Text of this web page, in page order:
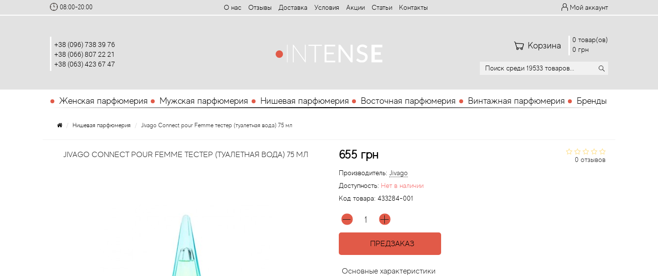
08:00-20:00 О нас Отзывы Доставка Условия Aкции Статьи Контакты Мой аккаунт
+38 (096) 738 39 76
+38 (066) 807 22 21
+38 (063) 423 67 47
Корзина
0 товар(ов)
0 грн
Женская парфюмерия Мужская парфюмерия Нишевая парфюмерия Восточная парфюмерия Винтажная парфюмерия Бренды
Нишевая парфюмерия Jivago Connect pour Femme тестер (туалетная вода) 75 мл
JIVAGO CONNECT POUR FEMME ТЕСТЕР (ТУАЛЕТНАЯ ВОДА) 75 МЛ
0 отзывов
655 грн
Производитель: Jivago
Доступность: Нет в наличии
Код товара: 433284-001
ПРЕДЗАКАЗ
Основные характеристики